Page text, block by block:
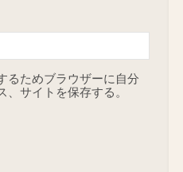
るためブラウザーに自分
、サイトを保存する。